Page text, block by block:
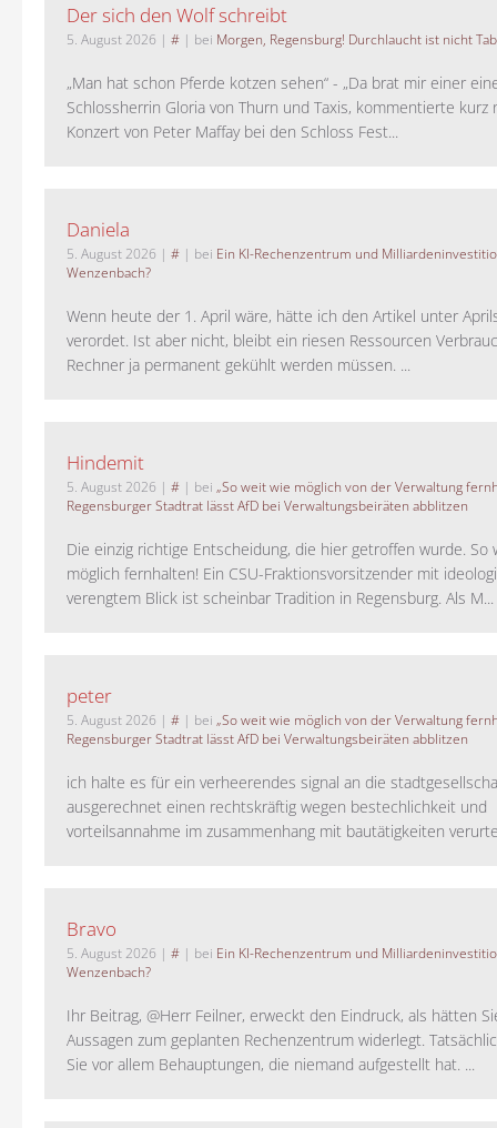
Der sich den Wolf schreibt
5. August 2026 | # | bei Morgen, Regensburg! Durchlaucht ist nicht
„Man hat schon Pferde kotzen sehen“ - „Da brat mir einer
Schlossherrin Gloria von Thurn und Taxis, kommentierte kurz
Konzert von Peter Maffay bei den Schloss Fest...
Daniela
5. August 2026 | # | bei Ein KI-Rechenzentrum und
Wenzenbach?
Wenn heute der 1. April wäre, hätte ich den Artikel unter
verordet. Ist aber nicht, bleibt ein riesen Ressourcen
Rechner ja permanent gekühlt werden müssen. ...
Hindemit
5. August 2026 | # | bei „So weit wie möglich von der Verwaltung
Regensburger Stadtrat lässt AfD bei Verwaltungsbeiräten abblitzen
Die einzig richtige Entscheidung, die hier getroffen wurde. So
möglich fernhalten! Ein CSU-Fraktionsvorsitzender mit
verengtem Blick ist scheinbar Tradition in Regensburg. Als M...
peter
5. August 2026 | # | bei „So weit wie möglich von der Verwaltung
Regensburger Stadtrat lässt AfD bei Verwaltungsbeiräten abblitzen
ich halte es für ein verheerendes signal an die
ausgerechnet einen rechtskräftig wegen bestechlichkeit und
vorteilsannahme im zusammenhang mit bautätigkeiten
Bravo
5. August 2026 | # | bei Ein KI-Rechenzentrum und
Wenzenbach?
Ihr Beitrag, @Herr Feilner, erweckt den Eindruck, als hätten
Aussagen zum geplanten Rechenzentrum widerlegt.
Sie vor allem Behauptungen, die niemand aufgestellt hat. ...